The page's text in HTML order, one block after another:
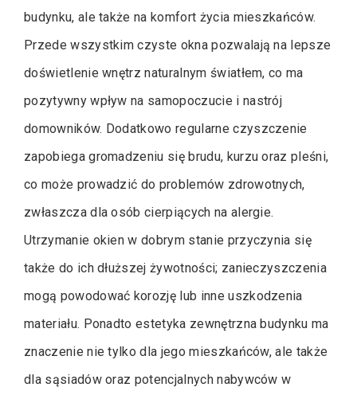
budynku, ale także na komfort życia mieszkańców.
Przede wszystkim czyste okna pozwalają na lepsze
doświetlenie wnętrz naturalnym światłem, co ma
pozytywny wpływ na samopoczucie i nastrój
domowników. Dodatkowo regularne czyszczenie
zapobiega gromadzeniu się brudu, kurzu oraz pleśni,
co może prowadzić do problemów zdrowotnych,
zwłaszcza dla osób cierpiących na alergie.
Utrzymanie okien w dobrym stanie przyczynia się
także do ich dłuższej żywotności; zanieczyszczenia
mogą powodować korozję lub inne uszkodzenia
materiału. Ponadto estetyka zewnętrzna budynku ma
znaczenie nie tylko dla jego mieszkańców, ale także
dla sąsiadów oraz potencjalnych nabywców w